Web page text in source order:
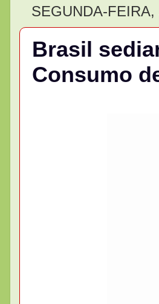
SEGUNDA-
Brasil
Consumo